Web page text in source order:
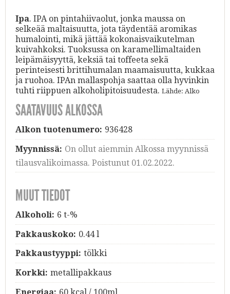
Ipa. IPA on pintahiivaolut, jonka maussa on
selkeää maltaisuutta, jota täydentää aromikas
humalointi, mikä jättää kokonaisvaikutelman
kuivahkoksi. Tuoksussa on karamellimaltaiden
leipämäisyyttä, keksiä tai toffeeta sekä
perinteisesti brittihumalan maamaisuutta, kukkaa
ja ruohoa. IPAn mallaspohja saattaa olla hyvinkin
tuhti riippuen alkoholipitoisuudesta. Lähde: Alko
SAATAVUUS ALKOSSA
Alkon tuotenumero: 936428
Myynnissä: On ollut aiemmin Alkossa myynnissä
tilausvalikoimassa. Poistunut 01.02.2022.
MUUT TIEDOT
Alkoholi: 6 t-%
Pakkauskoko: 0.44 l
Pakkaustyyppi: tölkki
Korkki: metallipakkaus
Energiaa: 60 kcal / 100ml